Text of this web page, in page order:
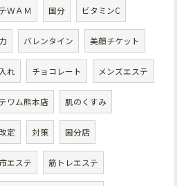
ＷＡＭ 国分 ビタミンC
バレンタイン 美顔チケット
れ チョコレート メンズエステ
ワム熊本店 肌のくすみ
定 対策 国分店
エステ 筋トレエステ